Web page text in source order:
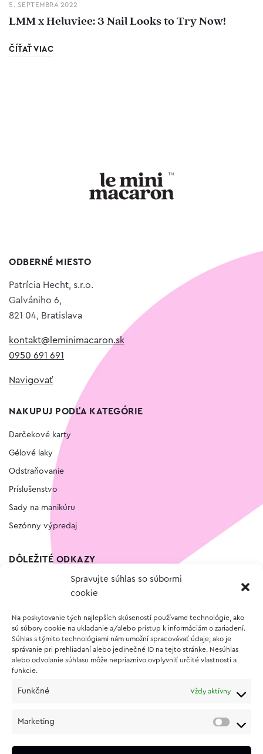
Spravujte súhlas so súbormi
cookie
Na poskytovanie tých najlepších skúseností používame technológie, ako
sú súbory cookie na ukladanie a/alebo prístup k informáciám o zariadení.
Súhlas s týmito technológiami nám umožní spracovávať údaje, ako je
správanie pri prehliadaní alebo jedinečné ID na tejto stránke. Nesúhlas
alebo odvolanie súhlasu môže nepriaznivo ovplyvniť určité vlastnosti a
funkcie.
Funkčné Vždy aktívny
Marketing
5. SEPTEMBRA 2022
LMM x Heluviee: 3 Nail Looks to Try Now!
ČÍŤAŤ VIAC
ODBERNÉ MIESTO
Patrícia Hecht, s.r.o.
Galvániho 6,
821 04, Bratislava
kontakt@leminimacaron.sk
0950 691 691
Navigovať
NAKUPUJ PODĽA KATEGÓRIE
Darčekové karty
Gélové laky
Odstraňovanie
Príslušenstvo
Sady na manikúru
Sezónny výpredaj
DÔLEŽITÉ ODKAZY
Vernostný program
O NÁKUPE
Vrátenie a reklamácia tovaru